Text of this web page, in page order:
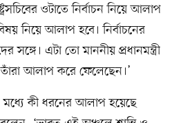
ওটাতে নির্বাচন নিয়ে আলাপ
নিয়ে আলাপ হবে। নির্বাচনের
এটা তো মাননীয় প্রধানমন্ত্রী
আলাপ করে ফেলেছেন।’
মধ্যে কী ধরনের আলাপ হয়েছে